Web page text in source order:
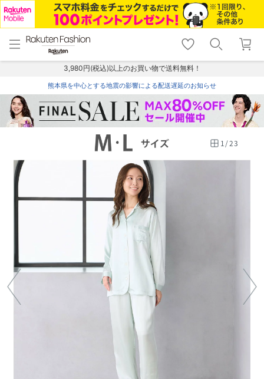
menu home
トップ
shopping_cart lock_outline
ログイン
3,980円(税込)以上のお買い物で送料無料！
熊本県を中心とする地震の影響による配送遅延のお知らせ
1/23